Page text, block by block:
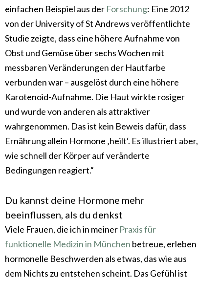
einfachen Beispiel aus der Forschung: Eine 2012
von der University of St Andrews veröffentlichte
Studie zeigte, dass eine höhere Aufnahme von
Obst und Gemüse über sechs Wochen mit
messbaren Veränderungen der Hautfarbe
verbunden war – ausgelöst durch eine höhere
Karotenoid-Aufnahme. Die Haut wirkte rosiger
und wurde von anderen als attraktiver
wahrgenommen. Das ist kein Beweis dafür, dass
Ernährung allein Hormone ‚heilt‘. Es illustriert aber,
wie schnell der Körper auf veränderte
Bedingungen reagiert.“
Du kannst deine Hormone mehr
beeinflussen, als du denkst
Viele Frauen, die ich in meiner Praxis für
funktionelle Medizin in München betreue, erleben
hormonelle Beschwerden als etwas, das wie aus
dem Nichts zu entstehen scheint. Das Gefühl ist